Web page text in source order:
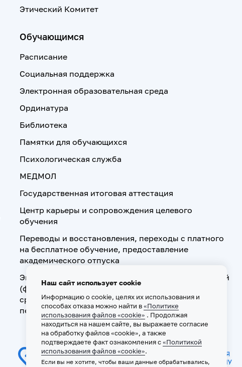
Этический Комитет
Обучающимся
Расписание
Социальная поддержка
Электронная образовательная среда
Ординатура
Библиотека
Памятки для обучающихся
Психологическая служба
МЕДМОЛ
Государственная итоговая аттестация
Центр карьеры и сопровождения целевого
обучения
Переводы и восстановления, переходы с платного
на бесплатное обучение, предоставление
академического отпуска
Экзамен по допуску к осуществлению медицинской
(фармацевтической) деятельности на должностях
среднего медицинского (фармацевтического)
персонала
Наш сайт использует cookie
Информацию о cookie, целях их использования и
способах отказа можно найти в«Политике
использования файлов «cookie» . Продолжая
находиться на нашем сайте, вы выражаете согласие
на обработку файлов «cookie», а также
подтверждаете факт ознакомления с«Политикой
использования файлов «cookie».
Если вы не хотите, чтобы ваши данные обрабатывались,